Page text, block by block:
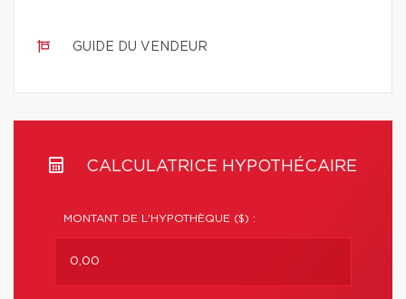
GUIDE DU VENDEUR
CALCULATRICE HYPOTHÉCAIRE
MONTANT DE L'HYPOTHÈQUE ($) :